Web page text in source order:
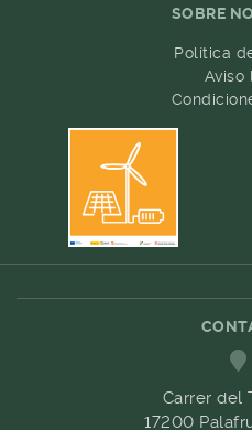
SOBRE
Política
Aviso
Carrer del
17200